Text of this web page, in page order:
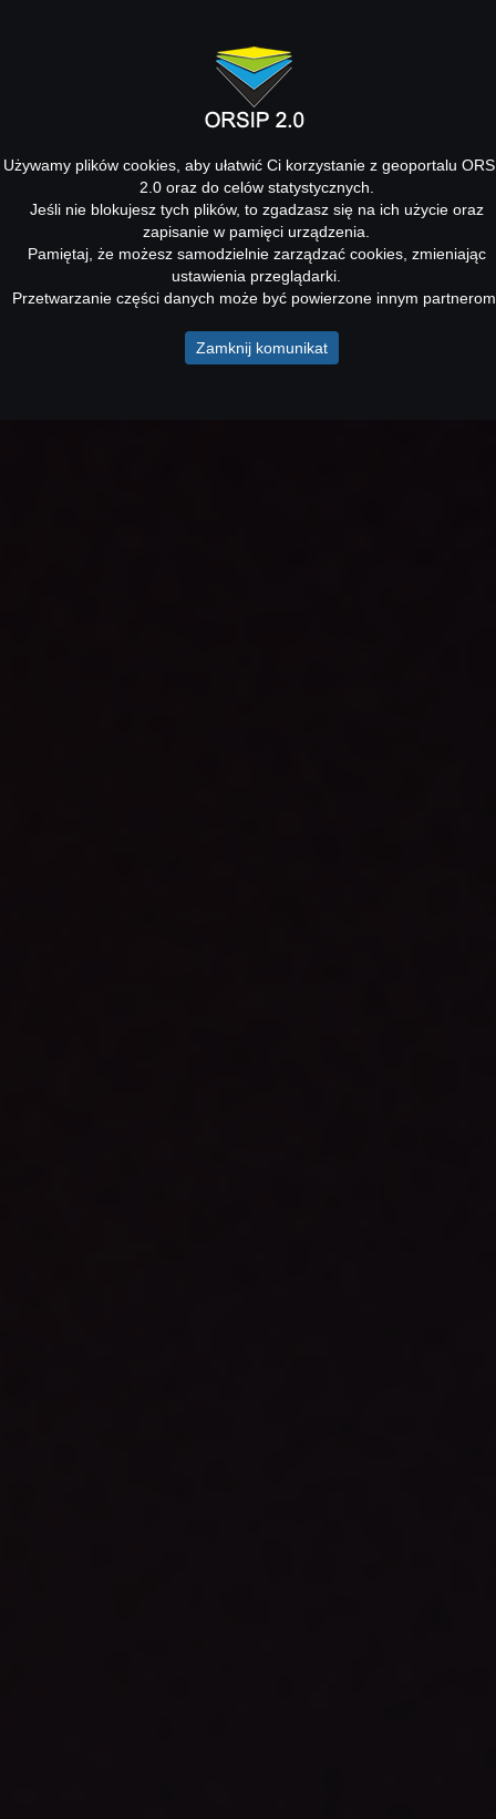
Używamy plików cookies, aby ułatwić Ci korzystanie z geoportalu
2.0 oraz do celów statystycznych.
Jeśli nie blokujesz tych plików, to zgadzasz się na ich użycie oraz
zapisanie w pamięci urządzenia.
Pamiętaj, że możesz samodzielnie zarządzać cookies, zmieniając
ustawienia przeglądarki.
Przetwarzanie części danych może być powierzone innym
Zamknij komunikat